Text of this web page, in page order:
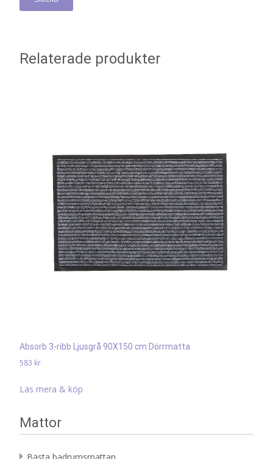
Relaterade produkter
Absorb 3-ribb Ljusgrå 90X150 cm Dörrmatta
583 kr
Läs mera & köp
Mattor
Bästa badrumsmattan